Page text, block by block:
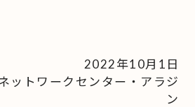
2022年10月1日
ットワークセンター・ アラジ
ン